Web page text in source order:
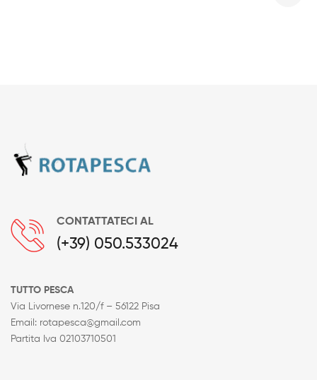
CONTATTATECI AL
(+39) 050.533024
TUTTO PESCA
Via Livornese n.120/f – 56122 Pisa
Email: rotapesca@gmail.com
Partita Iva 02103710501